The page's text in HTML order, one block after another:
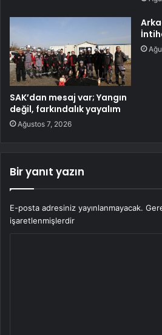
SAK’dan mesaj var; Yangın
değil, farkındalık yayalım
Ağustos 7, 2026
Bir yanıt yazın
E-posta adresiniz yayınlanmayacak.
işaretlenmişlerdir